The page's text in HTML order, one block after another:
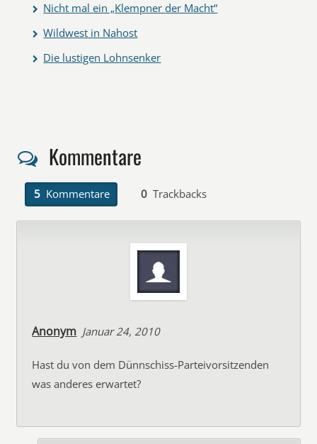
Nicht mal ein „Klempner der Macht“
Wildwest in Nahost
Die lustigen Lohnsenker
Kommentare
5 Kommentare 0 Trackbacks
Anonym Januar 24, 2010
Hast du von dem Dünnschiss-Parteivorsitzenden
was anderes erwartet?